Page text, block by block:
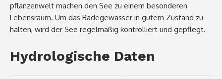
pflanzenwelt machen den See zu einem besonderen
Lebensraum. Um das Badegewässer in gutem Zustand zu
halten, wird der See regelmäßig kontrolliert und gepflegt.
Hydrologische Daten